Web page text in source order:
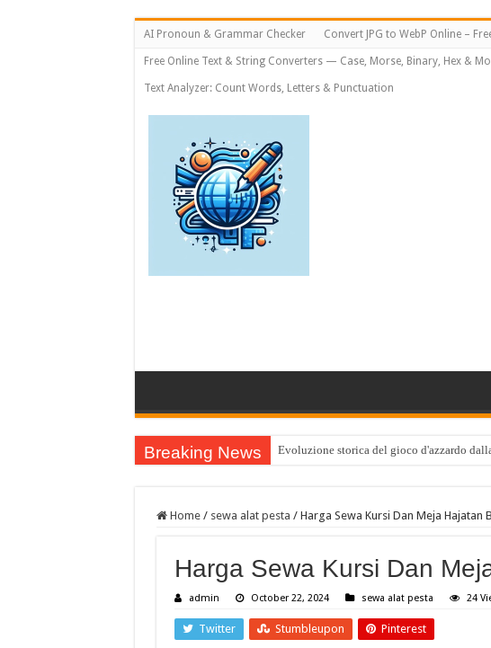
AI Pronoun & Grammar Checker Convert JPG to WebP Online –
Free Online Text & String Converters — Case, Morse, Binary, Hex &
Text Analyzer: Count Words, Letters & Punctuation
Breaking News Evoluzione storica del gioco d'azzardo
Home / sewa alat pesta / Harga Sewa Kursi Dan Meja Hajatan
Harga Sewa Kursi Dan
admin October 22, 2024 sewa alat pesta 24
Twitter Stumbleupon Pinterest